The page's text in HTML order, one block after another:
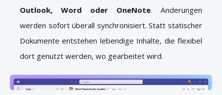
Outlook, Word oder OneNote. Änderungen
werden sofort überall synchronisiert. Statt statischer
Dokumente entstehen lebendige Inhalte, die flexibel
dort genutzt werden, wo gearbeitet wird.